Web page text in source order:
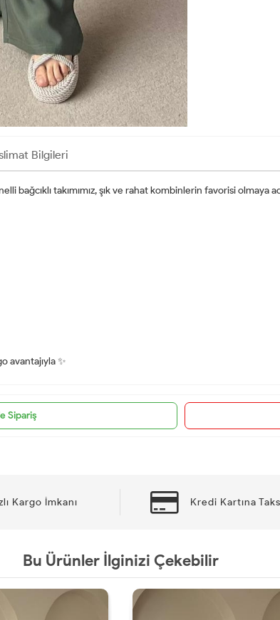
Bilgileri
bağcıklı takımımız, şık ve rahat kombinlerin favorisi olmaya
avantajıyla ✨
Sipariş
Kargo İmkanı Kredi Kartına
Bu Ürünler İlginizi Çekebilir